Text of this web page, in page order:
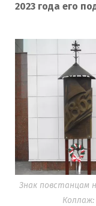
2023 года его
Знак повстанцам
Коллаж: